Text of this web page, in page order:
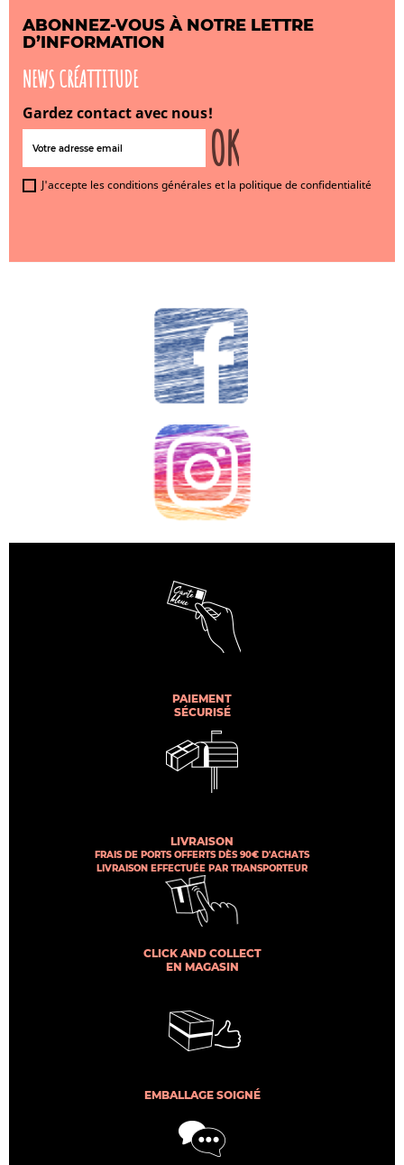
ABONNEZ-VOUS À NOTRE LETTRE
D’INFORMATION
NEWS CRÉATTITUDE
Gardez contact avec nous!
J'accepte les conditions générales et la politique de confidentialité
PAIEMENT
SÉCURISÉ
LIVRAISON
FRAIS DE PORTS OFFERTS DÈS 90€ D'ACHATS
LIVRAISON EFFECTUÉE PAR TRANSPORTEUR
CLICK AND COLLECT
EN MAGASIN
EMBALLAGE SOIGNÉ